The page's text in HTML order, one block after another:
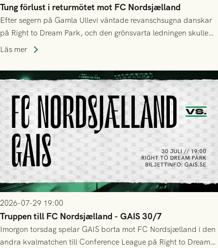
Tung förlust i returmötet mot FC Nordsjælland
Efter segern på Gamla Ullevi väntade revanschsugna danskar
på Right to Dream Park, och den grönsvarta ledningen skulle
upphöra efter mindre än kvarten spelad. På lika mark visade
tennissiffror och det grönsvarta europaäventyret tog slut.
Läs mer
2026-07-29 19:00
Truppen till FC Nordsjælland - GAIS 30/7
Imorgon torsdag spelar GAIS borta mot FC Nordsjælland i den
andra kvalmatchen till Conference League på Right to Dream